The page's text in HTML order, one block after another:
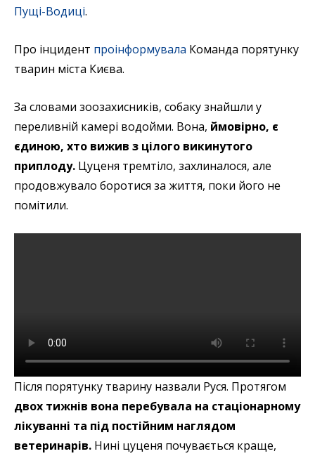
Пущі-Водиці.
Про інцидент проінформувала Команда порятунку
тварин міста Києва.
За словами зоозахисників, собаку знайшли у
переливній камері водойми. Вона, ймовірно, є
єдиною, хто вижив з цілого викинутого
приплоду. Цуценя тремтіло, захлиналося, але
продовжувало боротися за життя, поки його не
помітили.
Після порятунку тварину назвали Руся. Протягом
двох тижнів вона перебувала на стаціонарному
лікуванні та під постійним наглядом
ветеринарів. Нині цуценя почувається краще,